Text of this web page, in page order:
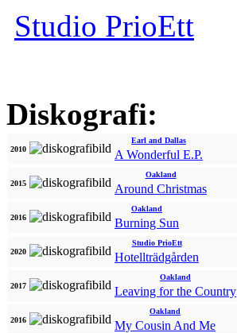
Studio PrioEtt
Diskografi:
2010
Earl and Dallas
A Wonderful E.P.
2015
Oakland
Around Christmas
2016
Oakland
Burning Sun
2020
Studio PrioEtt
Hotellträdgården
2017
Oakland
Leaving for the Country
2016
Oakland
My Cousin And Me